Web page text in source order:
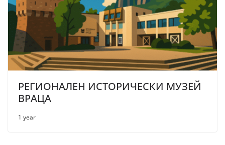
РЕГИОНАЛЕН ИСТОРИЧЕСКИ МУЗЕЙ
ВРАЦА
1 year